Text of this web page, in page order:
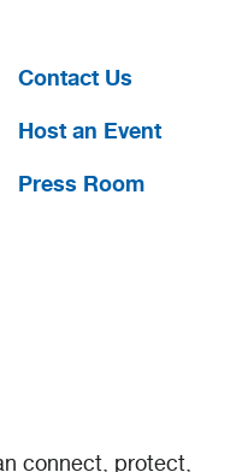
Contact Us
Host an Event
Press Room
connect, protect,